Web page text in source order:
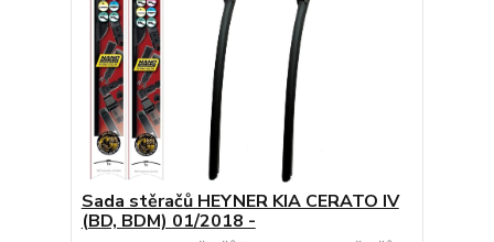
Sada stěračů HEYNER KIA CERATO IV
(BD, BDM) 01/2018 -